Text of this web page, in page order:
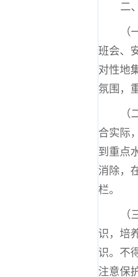
二
班会、
对性地
氛围，
合实际
到重点
消除，
栏。
识，培
识。不
注意保